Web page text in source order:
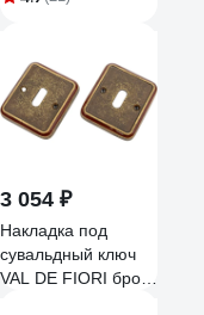
3 054 ₽
Накладка под
сувальдный ключ
VAL DE FIORI брон